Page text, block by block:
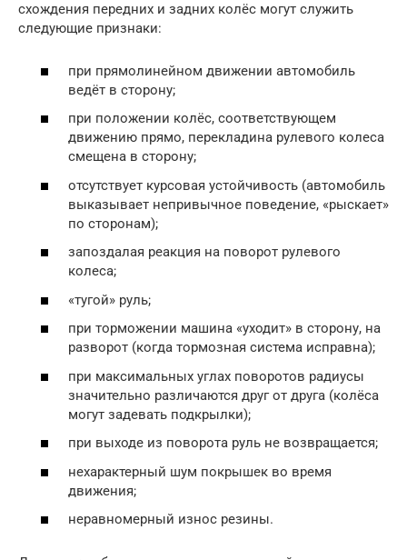
схождения передних и задних колёс могут служить
следующие признаки:
при прямолинейном движении автомобиль
ведёт в сторону;
при положении колёс, соответствующем
движению прямо, перекладина рулевого колеса
смещена в сторону;
отсутствует курсовая устойчивость (автомобиль
выказывает непривычное поведение, «рыскает»
по сторонам);
запоздалая реакция на поворот рулевого
колеса;
«тугой» руль;
при торможении машина «уходит» в сторону, на
разворот (когда тормозная система исправна);
при максимальных углах поворотов радиусы
значительно различаются друг от друга (колёса
могут задевать подкрылки);
при выходе из поворота руль не возвращается;
нехарактерный шум покрышек во время
движения;
неравномерный износ резины.